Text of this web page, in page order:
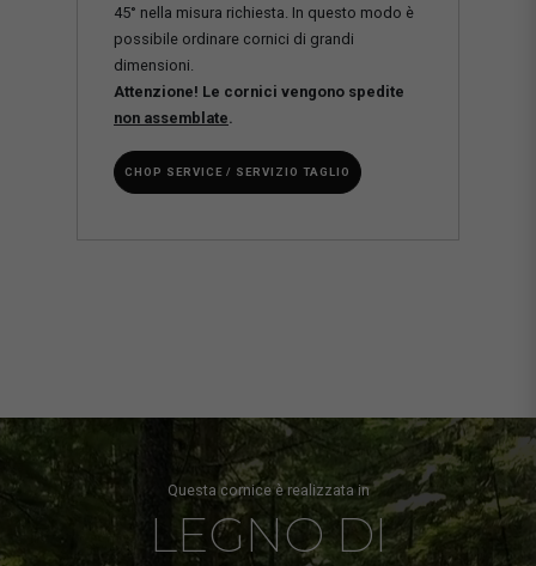
45° nella misura richiesta. In questo modo è
possibile ordinare cornici di grandi
dimensioni.
Attenzione! Le cornici vengono spedite
non assemblate.
CHOP SERVICE / SERVIZIO TAGLIO
Questa cornice è realizzata in
LEGNO DI